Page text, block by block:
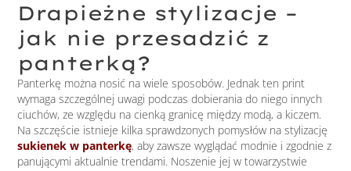
Drapieżne stylizacje –
jak nie przesadzić z
panterką?
Panterkę można nosić na wiele sposobów. Jednak ten print
wymaga szczególnej uwagi podczas dobierania do niego innych
ciuchów, ze względu na cienką granicę między modą, a kiczem.
Na szczęście istnieje kilka sprawdzonych pomysłów na stylizację
sukienek w panterkę, aby zawsze wyglądać modnie i zgodnie z
panującymi aktualnie trendami. Noszenie jej w towarzystwie